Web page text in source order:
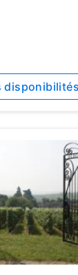
disponibilités